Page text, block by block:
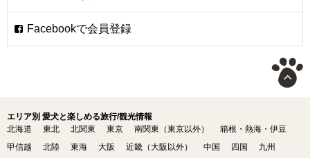
エリア別 愛犬と楽しめる旅行/観光情報
北海道
東北 北関東 東京 南関東（東京以外）
箱根・熱海・伊豆
甲信越
北陸 東海 大阪 近畿（大阪以外） 中国 四国
九州